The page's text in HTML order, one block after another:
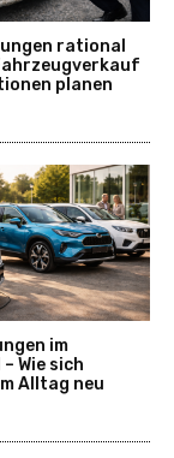
rational
planen
im
Wie sich
Alltag neu